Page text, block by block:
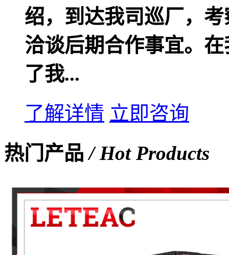
绍，到达我司巡厂，
洽谈后期合作事宜。
了我...
了解详情 立即咨询
热门产品/ Hot Products